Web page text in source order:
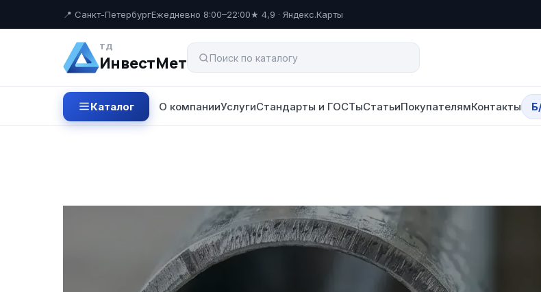
📍 Санкт-ПетербургЕжедневно 8:00–22:00★ 4,9 · Яндекс.Карты
ТД
ИнвестМет
Каталог О компанииУслугиСтандарты и ГОСТыСтатьиПокупателямКонтакты